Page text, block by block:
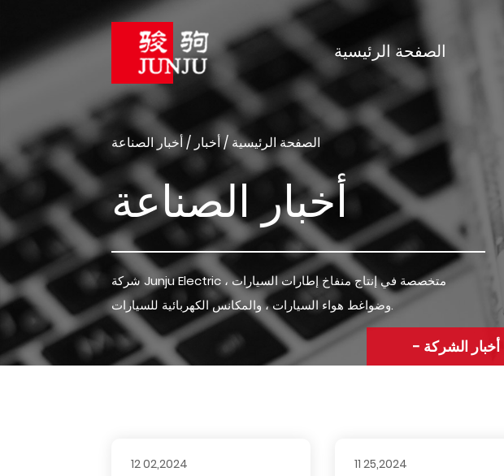
الصفحة الرئيسية
الصفحة الرئيسية /أخبار /أخبار الصناعة
أخبار الصناعة
شركة Junju Electric متخصصة في إنتاج منفاخ إطارات السيارات ،
وضواغط هواء السيارات ، والمكانس الكهربائية للسيارات.
- أخبار الشركة
12 02,2024 11 25,2024